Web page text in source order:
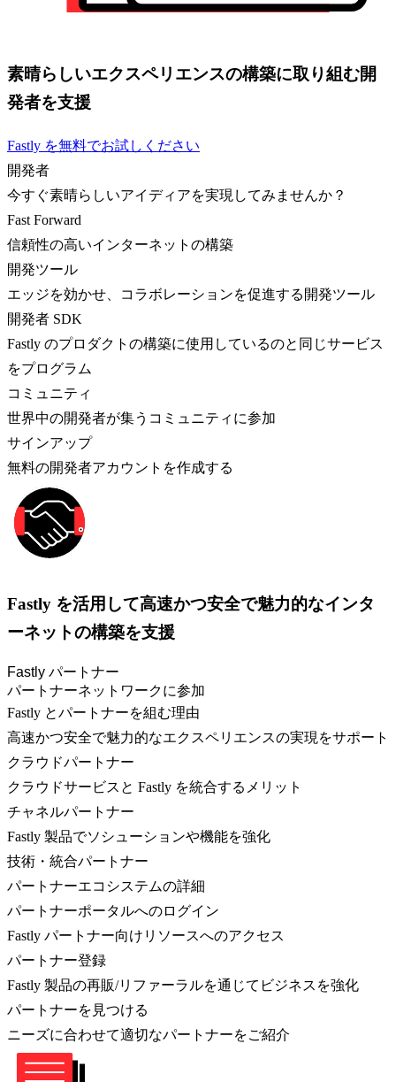
素晴らしいエクスペリエンスの構築に取り組む開
発者を支援
Fastly を無料でお試しください
開発者
今すぐ素晴らしいアイディアを実現してみませんか？
Fast Forward
信頼性の高いインターネットの構築
開発ツール
エッジを効かせ、コラボレーションを促進する開発ツール
開発者 SDK
Fastly のプロダクトの構築に使用しているのと同じサービス
をプログラム
コミュニティ
世界中の開発者が集うコミュニティに参加
サインアップ
無料の開発者アカウントを作成する
Fastly を活用して高速かつ安全で魅力的なインタ
ーネットの構築を支援
Fastly パートナー
パートナーネットワークに参加
Fastly とパートナーを組む理由
高速かつ安全で魅力的なエクスペリエンスの実現をサポート
クラウドパートナー
クラウドサービスと Fastly を統合するメリット
チャネルパートナー
Fastly 製品でソシューションや機能を強化
技術・統合パートナー
パートナーエコシステムの詳細
パートナーポータルへのログイン
Fastly パートナー向けリソースへのアクセス
パートナー登録
Fastly 製品の再販/リファーラルを通じてビジネスを強化
パートナーを見つける
ニーズに合わせて適切なパートナーをご紹介